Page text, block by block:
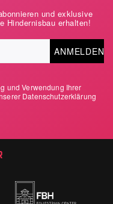
und exklusive
Hindernisbau erhalten!
ANMELDEN
und Verwendung Ihrer
Datenschutzerklärung